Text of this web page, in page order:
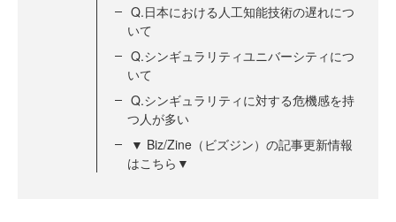
Q.日本における人工知能技術の遅れにつ
いて
Q.シンギュラリティユニバーシティにつ
いて
Q.シンギュラリティに対する危機感を持
つ人が多い
▼ Biz/Zine（ビズジン）の記事更新情報
はこちら▼